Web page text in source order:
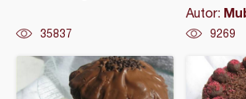
35837
Autor:
9269